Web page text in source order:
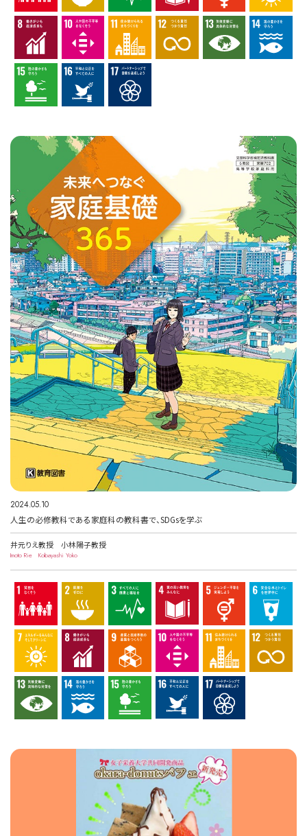
2024.05.10
人生の必修教科である家庭科の教科書で、SDGsを学ぶ
井元りえ教授 小林陽子教授
Imoto Rie Kobayashi Yoko